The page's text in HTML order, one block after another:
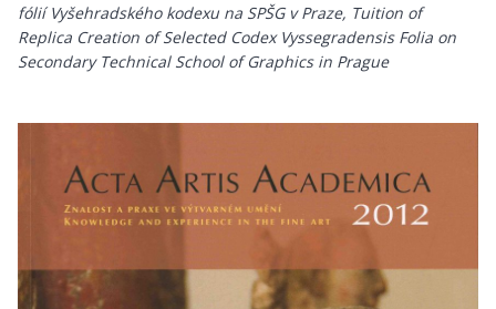
fólií Vyšehradského kodexu na SPŠG v Praze, Tuition of
Replica Creation of Selected Codex Vyssegradensis Folia on
Secondary Technical School of Graphics in Prague